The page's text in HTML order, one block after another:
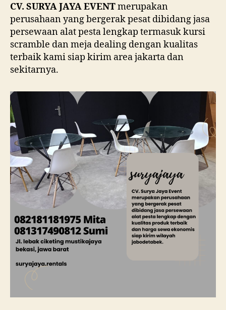
CV. SURYA JAYA EVENTmerupakan
perusahaan yang bergerak pesat dibidang jasa
persewaan alat pesta lengkap termasuk kursi
scramble dan meja dealing dengan kualitas
terbaik kami siap kirim area jakarta dan
sekitarnya.